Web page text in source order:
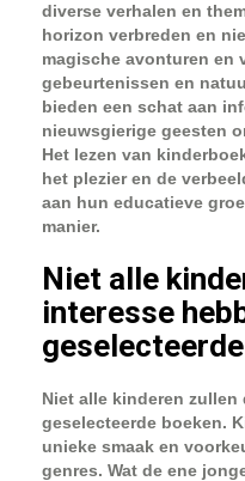
diverse verhalen en
horizon verbreden en
magische avonturen
gebeurtenissen en
bieden een schat aan
nieuwsgierige geesten
Het lezen van
het plezier en de
aan hun educatieve
manier.
Niet alle
interesse
Niet alle kinderen
geselecteerde boeken.
unieke smaak en
genres. Wat de ene